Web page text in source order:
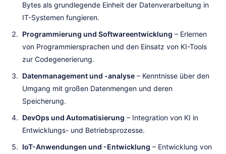
Bytes als grundlegende Einheit der Datenverarbeitung in
IT-Systemen fungieren.
Programmierung und Softwareentwicklung – Erlernen
von Programmiersprachen und den Einsatz von KI-Tools
zur Codegenerierung.
Datenmanagement und -analyse – Kenntnisse über den
Umgang mit großen Datenmengen und deren
Speicherung.
DevOps und Automatisierung – Integration von KI in
Entwicklungs- und Betriebsprozesse.
IoT-Anwendungen und -Entwicklung – Entwicklung von